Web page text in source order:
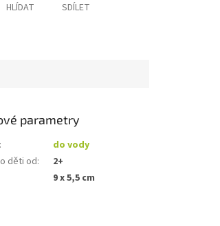
HLÍDAT SDÍLET
parametry
:
do vody
děti od:
2+
9 x 5,5 cm